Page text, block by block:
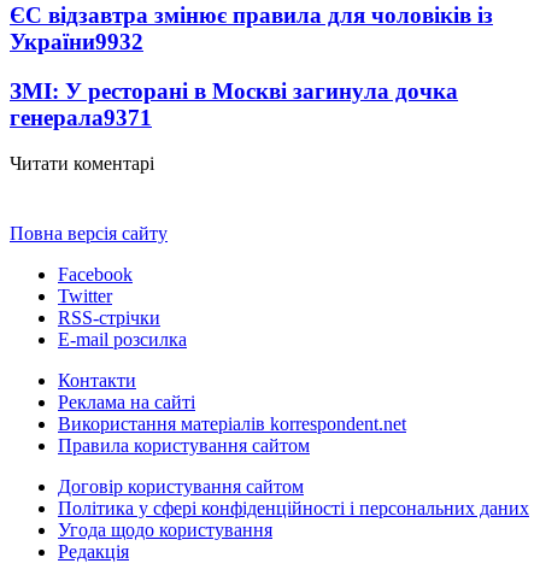
ЄС відзавтра змінює правила для чоловіків із
України9932
ЗМІ: У ресторані в Москві загинула дочка
генерала9371
Читати коментарі
Повна версія сайту
Facebook
Twitter
RSS-стрічки
E-mail розсилка
Контакти
Реклама на сайті
Використання матеріалів korrespondent.net
Правила користування сайтом
Договір користування сайтом
Політика у сфері конфіденційності і персональних даних
Угода щодо користування
Редакція